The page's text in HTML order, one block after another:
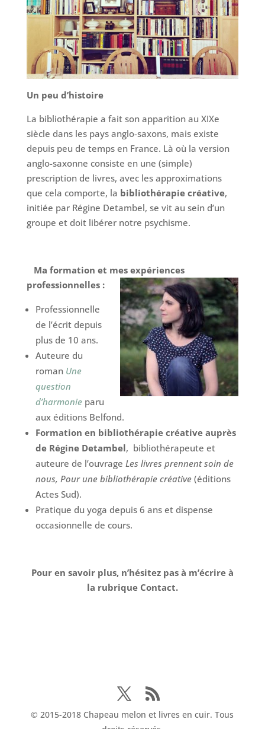
Un peu d’histoire
La bibliothérapie a fait son apparition au XIXe
siècle dans les pays anglo-saxons, mais existe
depuis peu de temps en France. Là où la version
anglo-saxonne consiste en une (simple)
prescription de livres, avec les approximations
que cela comporte, la bibliothérapie créative,
initiée par Régine Detambel, se vit au sein d’un
groupe et doit libérer notre psychisme.
Ma formation et mes expériences
professionnelles :
Professionnelle
de l’écrit depuis
plus de 10 ans.
Auteure du
roman Une
question
d’harmonieparu
aux éditions Belfond.
Formation en bibliothérapie créative auprès
de Régine Detambel, bibliothérapeute et
auteure de l’ouvrage Les livres prennent soin de
nous, Pour une bibliothérapie créative(éditions
Actes Sud).
Pratique du yoga depuis 6 ans et dispense
occasionnelle de cours.
Pour en savoir plus, n’hésitez pas à m’écrire à
la rubrique Contact.
© 2015-2018 Chapeau melon et livres en cuir. Tous